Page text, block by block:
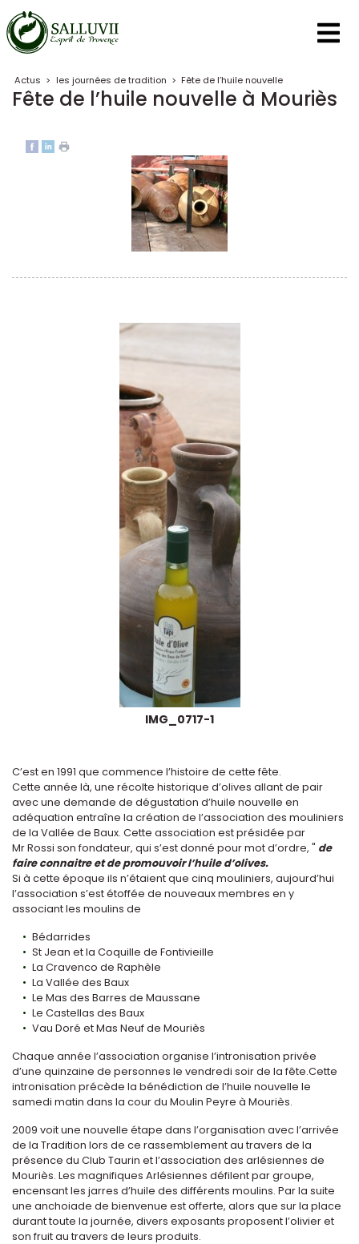
Panneau de gestion des cookies
Actus > les journées de tradition > Fête de l’huile nouvelle
Fête de l’huile nouvelle à Mouriès
IMG_0717-1
C’est en 1991 que commence l’histoire de cette fête.
Cette année là, une récolte historique d’olives allant de pair
avec une demande de dégustation d’huile nouvelle en
adéquation entraîne la création de l’association des mouliniers
de la Vallée de Baux. Cette association est présidée par
Mr Rossi son fondateur, qui s’est donné pour mot d’ordre, " de
faire connaitre et de promouvoir l’huile d’olives.
Si à cette époque ils n’étaient que cinq mouliniers, aujourd’hui
l’association s’est étoffée de nouveaux membres en y
associant les moulins de
Bédarrides
St Jean et la Coquille de Fontivieille
La Cravenco de Raphèle
La Vallée des Baux
Le Mas des Barres de Maussane
Le Castellas des Baux
Vau Doré et Mas Neuf de Mouriès
Chaque année l’association organise l’intronisation privée
d’une quinzaine de personnes le vendredi soir de la fête.Cette
intronisation précède la bénédiction de l’huile nouvelle le
samedi matin dans la cour du Moulin Peyre à Mouriès.
2009 voit une nouvelle étape dans l’organisation avec l’arrivée
de la Tradition lors de ce rassemblement au travers de la
présence du Club Taurin et l’association des arlésiennes de
Mouriès. Les magnifiques Arlésiennes défilent par groupe,
encensant les jarres d’huile des différents moulins. Par la suite
une anchoiade de bienvenue est offerte, alors que sur la place
durant toute la journée, divers exposants proposent l’olivier et
son fruit au travers de leurs produits.